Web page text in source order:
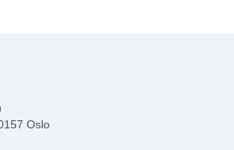
Oslo